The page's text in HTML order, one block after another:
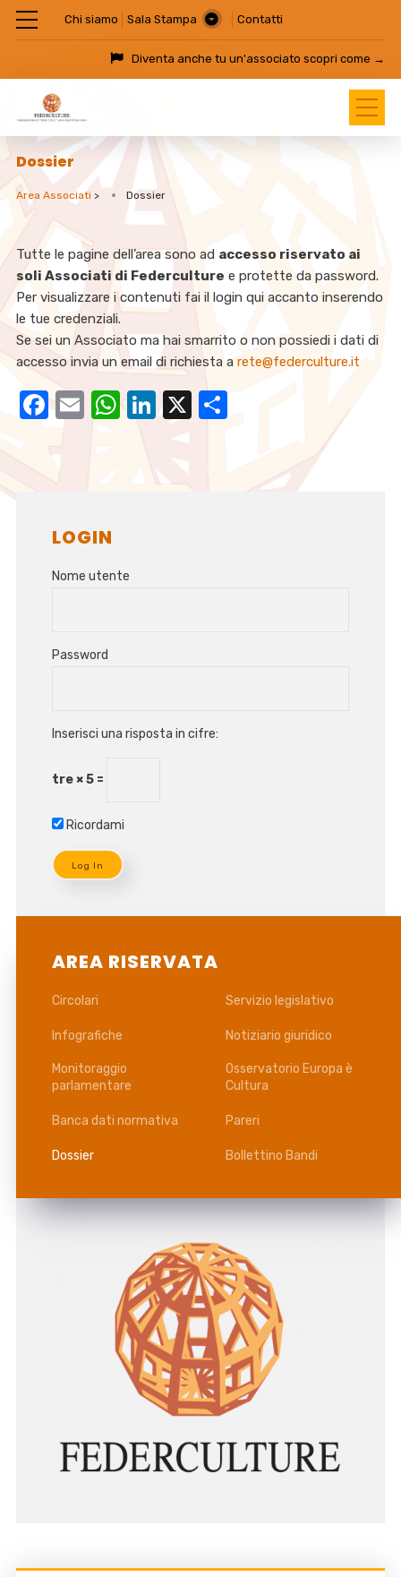
Chi siamo Sala Stampa Contatti
Diventa anche tu un'associatoscopri come →
Dossier
Area Associati > Dossier
Tutte le pagine dell’area sono ad accesso riservato ai
soli Associati di Federculture e protette da password.
Per visualizzare i contenuti fai il login qui accanto inserendo
le tue credenziali.
Se sei un Associato ma hai smarrito o non possiedi i dati di
accesso invia un email di richiesta a rete@federculture.it
Facebook
EmailWhatsApp
LinkedIn
X Condividi
LOGIN
Nome utente
Password
Inserisci una risposta in cifre:
tre × 5 =
Ricordami
AREA RISERVATA
Circolari Servizio legislativo
Infografiche Notiziario giuridico
Monitoraggio
parlamentare
Osservatorio Europa è
Cultura
Banca dati normativa Pareri
Dossier Bollettino Bandi